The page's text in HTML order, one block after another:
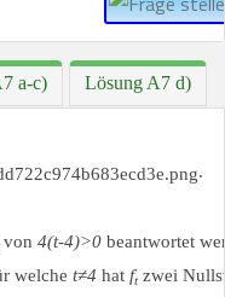
a-c) Lösung A7 d)
.
von 4(t-4)>0 beantwortet
welche t≠4 hat ft zwei